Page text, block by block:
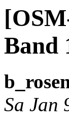
Band
Sa Jan